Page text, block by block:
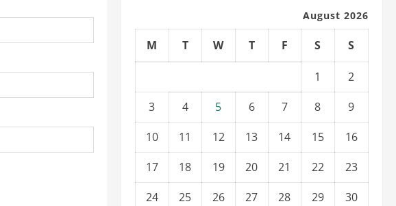
August 2026
M T W T F S S
1
2
3
4 5 6 7 8
9
10
11 12 13 14 15
16
17
18 19 20 21 22
23
24
25 26 27 28 29
30